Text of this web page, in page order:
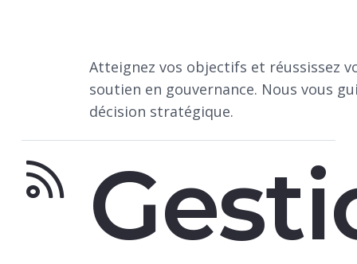
Atteignez vos objectifs et réussissez
soutien en gouvernance. Nous vous
décision stratégique.